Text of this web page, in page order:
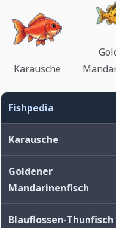
Karausche
Fishpedia
Karausche
Goldener
Mandarinenfisch
Blauflossen-Thunfisch